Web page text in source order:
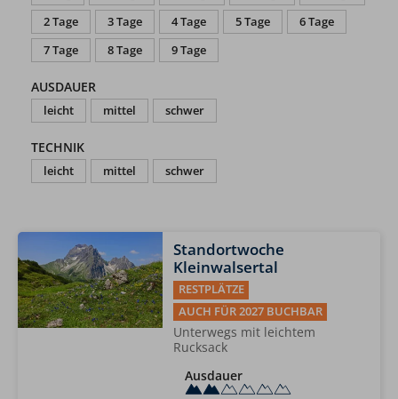
2 Tage
3 Tage 4 Tage 5 Tage
6 Tage
7 Tage
8 Tage 9 Tage
AUSDAUER
leicht mittel schwer
TECHNIK
leicht mittel schwer
Standortwoche
Kleinwalsertal
RESTPLÄTZE
AUCH FÜR 2027 BUCHBAR
Unterwegs mit leichtem
Rucksack
Ausdauer